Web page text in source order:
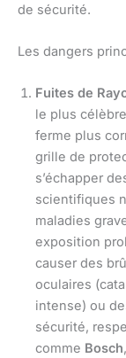
de sécurité.
Les dangers
Fuites de
le plus
ferme plus
grille de
s’échapper
scientifiques
maladies
exposition
causer des
oculaires
intense) ou
sécurité,
comme Bosch,